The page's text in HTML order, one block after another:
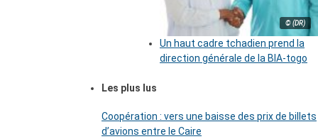
© (DR)
Un haut cadre tchadien prend la
direction générale de la BIA-togo
Les plus lus
Coopération : vers une baisse des prix de billets
d’avions entre le Caire